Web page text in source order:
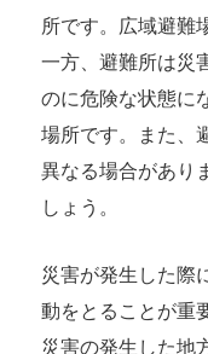
所です。広域避難
一方、避難所は災
のに危険な状態に
場所です。また、
異なる場合があり
しょう。
災害が発生した際
動をとることが重
災害の発生した地